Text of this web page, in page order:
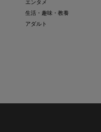
エンタメ
生活・趣味・教養
アダルト